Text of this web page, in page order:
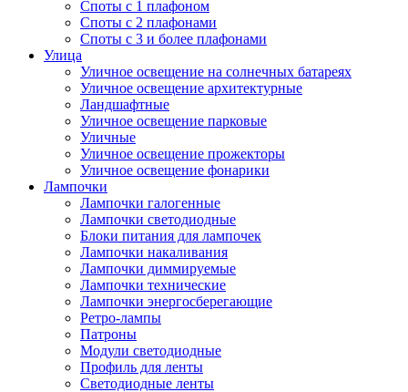
Споты с 1 плафоном
Споты с 2 плафонами
Споты с 3 и более плафонами
Улица
Уличное освещение на солнечных батареях
Уличное освещение архитектурные
Ландшафтные
Уличное освещение парковые
Уличные
Уличное освещение прожекторы
Уличное освещение фонарики
Лампочки
Лампочки галогенные
Лампочки светодиодные
Блоки питания для лампочек
Лампочки накаливания
Лампочки диммируемые
Лампочки технические
Лампочки энергосберегающие
Ретро-лампы
Патроны
Модули светодиодные
Профиль для ленты
Светодиодные ленты